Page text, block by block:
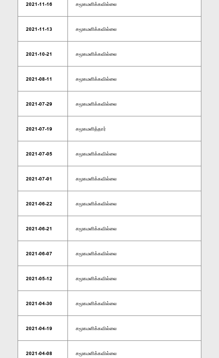
2021-11-16 சமூகமளிக்கவில்லை
2021-11-13 சமூகமளிக்கவில்லை
2021-10-21 சமூகமளிக்கவில்லை
2021-08-11 சமூகமளிக்கவில்லை
2021-07-29 சமூகமளிக்கவில்லை
2021-07-19 சமூகமளித்தார்
2021-07-05 சமூகமளிக்கவில்லை
2021-07-01 சமூகமளிக்கவில்லை
2021-06-22 சமூகமளிக்கவில்லை
2021-06-21 சமூகமளிக்கவில்லை
2021-06-07 சமூகமளிக்கவில்லை
2021-05-12 சமூகமளிக்கவில்லை
2021-04-30 சமூகமளிக்கவில்லை
2021-04-19 சமூகமளிக்கவில்லை
2021-04-08 சமூகமளிக்கவில்லை